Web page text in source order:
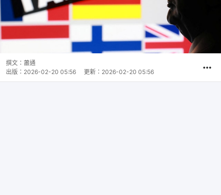
撰文： 蕭通
出版： 2026-02-20 05:56 更新： 2026-02-20 05:56